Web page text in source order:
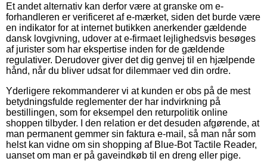
Et andet alternativ kan derfor være at granske om e-
forhandleren er verificeret af e-mærket, siden det burde være
en indikator for at internet butikken anerkender gældende
dansk lovgivning, udover at e-firmaet lejlighedsvis besøges
af jurister som har ekspertise inden for de gældende
regulativer. Derudover giver det dig genvej til en hjælpende
hånd, når du bliver udsat for dilemmaer ved din ordre.
Yderligere rekommanderer vi at kunden er obs på de mest
betydningsfulde reglementer der har indvirkning på
bestillingen, som for eksempel den returpolitik online
shoppen tilbyder. I den relation er det desuden afgørende, at
man permanent gemmer sin faktura e-mail, så man når som
helst kan vidne om sin shopping af Blue-Bot Tactile Reader,
uanset om man er på gaveindkøb til en dreng eller pige.